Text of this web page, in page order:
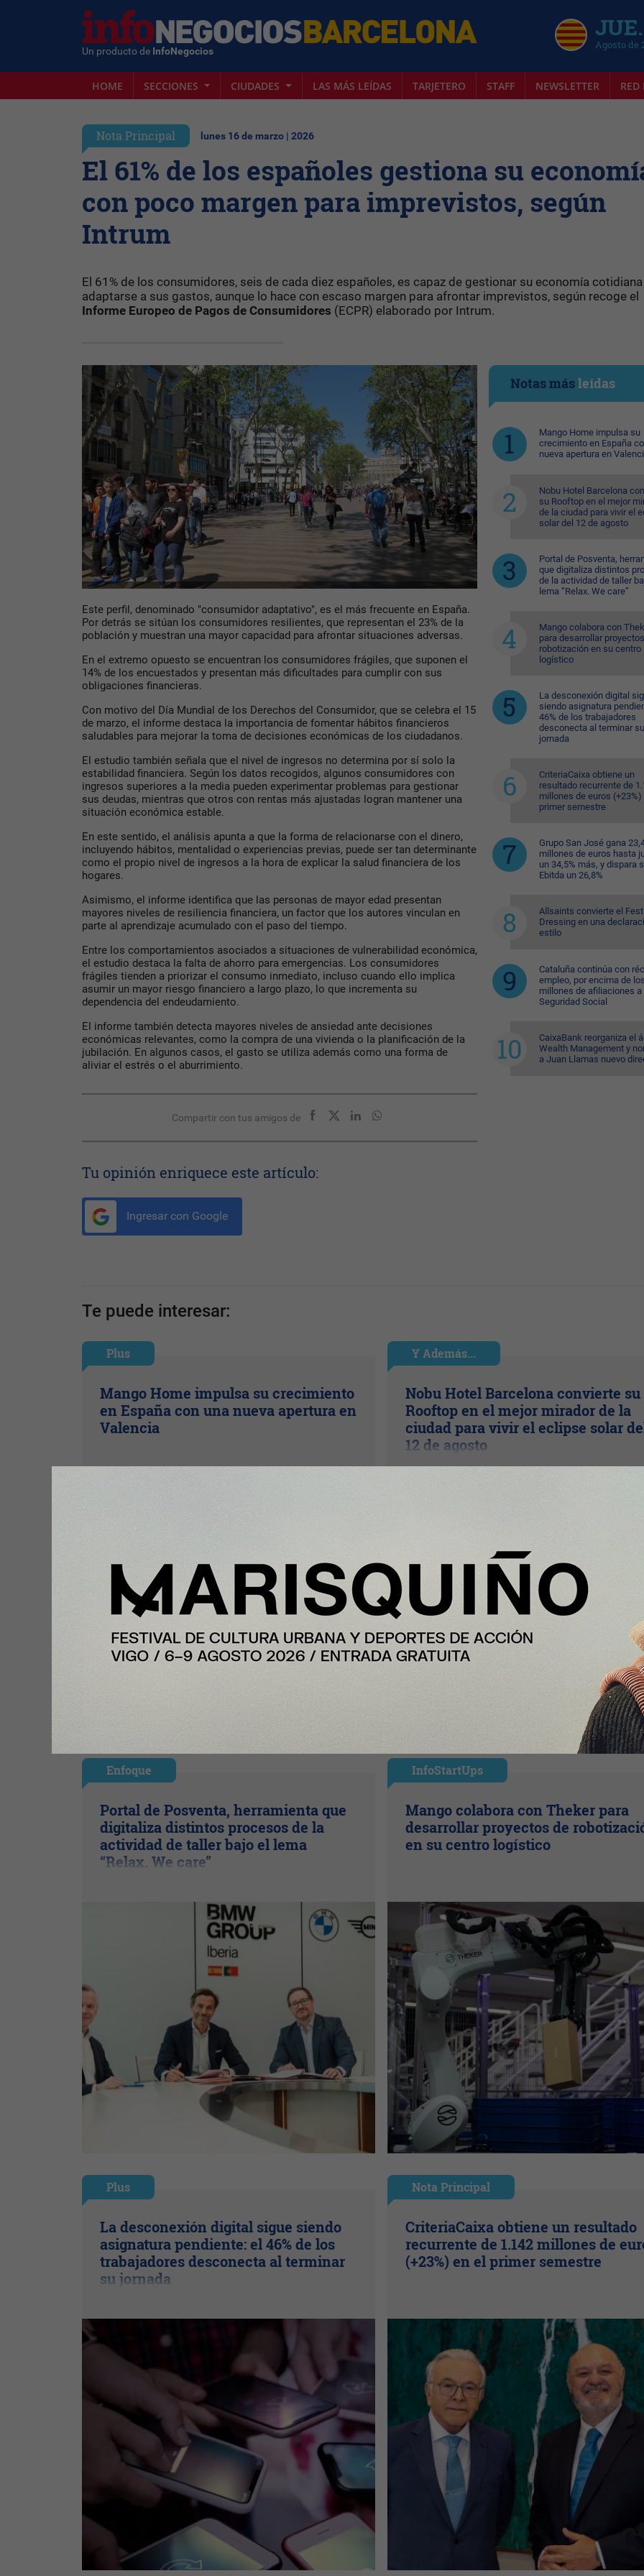
Un producto de InfoNegocios Agosto de
HOME SECCIONES CIUDADES LAS MÁS LEÍDAS TARJETERO STAFF NEWSLETTER
Nota Principal lunes 16 de marzo | 2026
El 61% de los españoles gestiona su
con poco margen para imprevistos, según
Intrum
El 61% de los consumidores, seis de cada diez españoles, es capaz de gestionar su economía
adaptarse a sus gastos, aunque lo hace con escaso margen para afrontar imprevistos, según recoge el
Informe Europeo de Pagos de Consumidores (ECPR) elaborado por Intrum.
Este perfil, denominado "consumidor adaptativo", es el más frecuente en España.
Por detrás se sitúan los consumidores resilientes, que representan el 23% de la
población y muestran una mayor capacidad para afrontar situaciones adversas.
En el extremo opuesto se encuentran los consumidores frágiles, que suponen el
14% de los encuestados y presentan más dificultades para cumplir con sus
obligaciones financieras.
Con motivo del Día Mundial de los Derechos del Consumidor, que se celebra el 15
de marzo, el informe destaca la importancia de fomentar hábitos financieros
saludables para mejorar la toma de decisiones económicas de los ciudadanos.
El estudio también señala que el nivel de ingresos no determina por sí solo la
estabilidad financiera. Según los datos recogidos, algunos consumidores con
ingresos superiores a la media pueden experimentar problemas para gestionar
sus deudas, mientras que otros con rentas más ajustadas logran mantener una
situación económica estable.
En este sentido, el análisis apunta a que la forma de relacionarse con el dinero,
incluyendo hábitos, mentalidad o experiencias previas, puede ser tan determinante
como el propio nivel de ingresos a la hora de explicar la salud financiera de los
hogares.
Asimismo, el informe identifica que las personas de mayor edad presentan
mayores niveles de resiliencia financiera, un factor que los autores vinculan en
parte al aprendizaje acumulado con el paso del tiempo.
Entre los comportamientos asociados a situaciones de vulnerabilidad económica,
el estudio destaca la falta de ahorro para emergencias. Los consumidores
frágiles tienden a priorizar el consumo inmediato, incluso cuando ello implica
asumir un mayor riesgo financiero a largo plazo, lo que incrementa su
dependencia del endeudamiento.
El informe también detecta mayores niveles de ansiedad ante decisiones
económicas relevantes, como la compra de una vivienda o la planificación de la
jubilación. En algunos casos, el gasto se utiliza además como una forma de
aliviar el estrés o el aburrimiento.
Compartir con tus amigos de
Tu opinión enriquece este artículo:
Ingresar con Google
Notas másleídas
Mango Home impulsa su
crecimiento en España
nueva apertura en
Nobu Hotel Barcelona
su Rooftop en el mejor
de la ciudad para vivir el
solar del 12 de agosto
Portal de Posventa,
que digitaliza distintos
de la actividad de taller
lema “Relax. We care”
Mango colabora con
para desarrollar
robotización en su centro
logístico
La desconexión digital
siendo asignatura
46% de los trabajadores
desconecta al terminar su
jornada
CriteriaCaixa obtiene un
resultado recurrente de
millones de euros (+23%)
primer semestre
Grupo San José gana
millones de euros hasta
un 34,5% más, y dispara
Ebitda un 26,8%
Allsaints convierte el
Dressing en una
estilo
Cataluña continúa con
empleo, por encima de
millones de afiliaciones a
Seguridad Social
CaixaBank reorganiza el
Wealth Management y
a Juan Llamas nuevo
Te puede interesar:
Plus
Mango Home impulsa su crecimiento
en España con una nueva apertura en
Valencia
Y Además...
Nobu Hotel Barcelona convierte su
Rooftop en el mejor mirador de la
ciudad para vivir el eclipse solar
12 de agosto
Enfoque
Portal de Posventa, herramienta que
digitaliza distintos procesos de la
actividad de taller bajo el lema
“Relax. We care”
InfoStartUps
Mango colabora con Theker para
desarrollar proyectos de
en su centro logístico
Plus
La desconexión digital sigue siendo
asignatura pendiente: el 46% de los
trabajadores desconecta al terminar
su jornada
Nota Principal
CriteriaCaixa obtiene un resultado
recurrente de 1.142 millones de
(+23%) en el primer semestre